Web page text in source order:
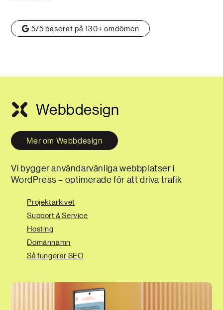
5/5 baserat på 130+ omdömen
Webbdesign
Mer om Webbdesign
Vi bygger användarvänliga webbplatser i
WordPress – optimerade för att driva trafik
Projektarkivet
Support & Service
Hosting
Domännamn
Så fungerar SEO